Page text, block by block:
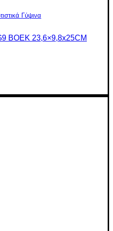
Γύψινα
BOEK 23,6×9,8x25CM